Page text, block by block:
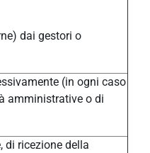
dai gestori o
(in ogni caso
amministrative o di
di ricezione della